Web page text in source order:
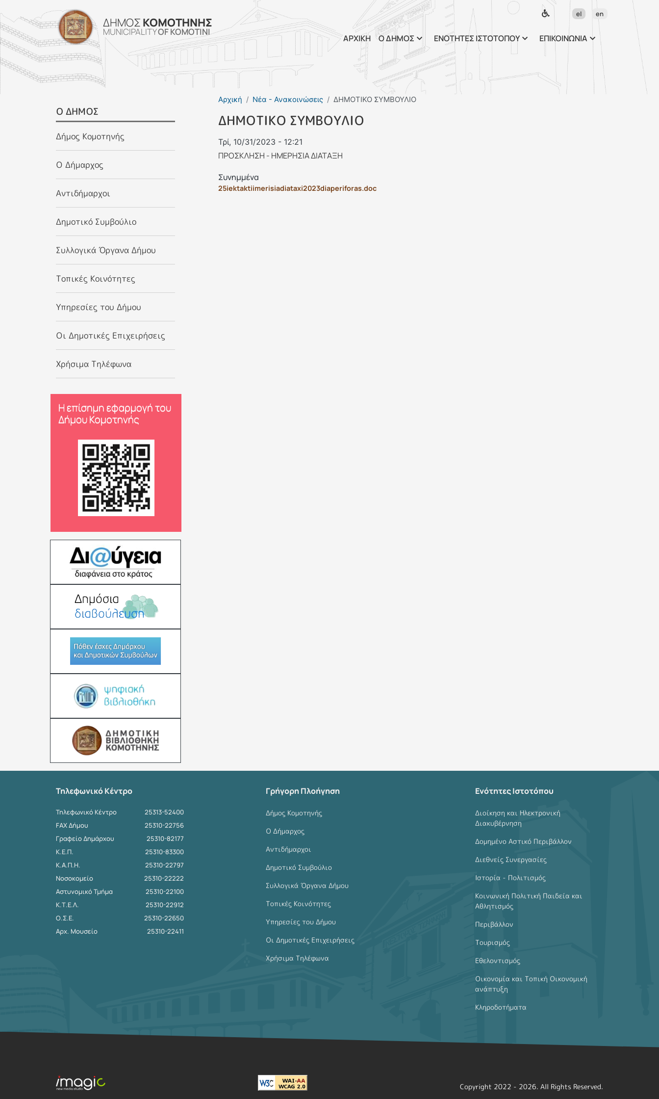
Παράκαμψη προς το κυρίως περιεχόμενο
ΔΗΜΟΣ ΚΟΜΟΤΗΝΗΣ
MUNICIPALITYOF KOMOTINI
el en
ΑΡΧΙΚΗ Ο ΔΗΜΟΣ ΕΝΟΤΗΤΕΣ ΙΣΤΟΤΟΠΟΥ ΕΠΙΚΟΙΝΩΝΙΑ
Αρχική Νέα - Ανακοινώσεις ΔΗΜΟΤΙΚΟ ΣΥΜΒΟΥΛΙΟ
ΔΗΜΟΤΙΚΟ ΣΥΜΒΟΥΛΙΟ
Τρί, 10/31/2023 - 12:21
ΠΡΟΣΚΛΗΣΗ - ΗΜΕΡΗΣΙΑ ΔΙΑΤΑΞΗ
Συνημμένα
25iektaktiimerisiadiataxi2023diaperiforas.doc
SIDEBAR MENU
Ο ΔΗΜΟΣ
Δήμος Κομοτηνής
Ο Δήμαρχος
Αντιδήμαρχοι
Δημοτικό Συμβούλιο
Συλλογικά Όργανα Δήμου
Τοπικές Κοινότητες
Υπηρεσίες του Δήμου
Οι Δημοτικές Επιχειρήσεις
Χρήσιμα Τηλέφωνα
Η επίσημη εφαρμογή του
Δήμου Κομοτηνής
Τηλεφωνικό Κέντρο
Τηλεφωνικό Κέντρο
25313-52400
FAX Δήμου
25310-22756
Γραφείο Δημάρχου
25310-82177
Κ.Ε.Π.
25310-83300
Κ.Α.Π.Η.
25310-22797
Νοσοκομείο
25310-22222
Αστυνομικό Τμήμα
25310-22100
Κ.Τ.Ε.Λ.
25310-22912
Ο.Σ.Ε.
25310-22650
Αρχ. Μουσείο
25310-22411
Γρήγορη Πλοήγηση
Δήμος Κομοτηνής
Ο Δήμαρχος
Αντιδήμαρχοι
Δημοτικό Συμβούλιο
Συλλογικά Όργανα Δήμου
Τοπικές Κοινότητες
Υπηρεσίες του Δήμου
Οι Δημοτικές Επιχειρήσεις
Χρήσιμα Τηλέφωνα
Ενότητες Ιστοτόπου
Διοίκηση και Ηλεκτρονική
Διακυβέρνηση
Δομημένο Αστικό Περιβάλλον
Διεθνείς Συνεργασίες
Ιστορία - Πολιτισμός
Κοινωνική Πολιτική Παιδεία και
Αθλητισμός
Περιβάλλον
Τουρισμός
Εθελοντισμός
Οικονομία και Τοπική Οικονομική
ανάπτυξη
Κληροδοτήματα
Copyright 2022 - 2026. All Rights Reserved.